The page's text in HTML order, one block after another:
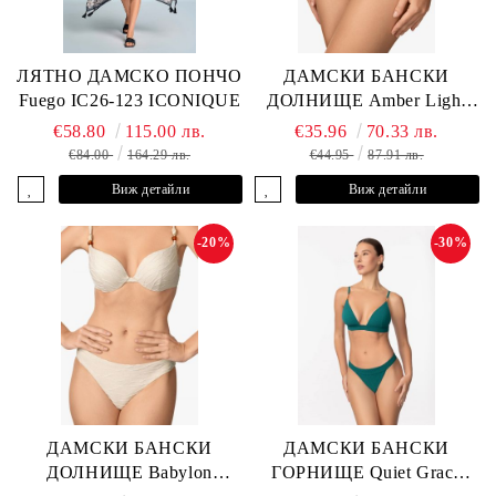
ЛЯТНО ДАМСКО ПОНЧО
Fuego IC26-123 ICONIQUE
€58.80
115.00 лв.
€84.00 164.29 лв.
Виж детайли
ДАМСКИ БАНСКИ
ДОЛНИЩЕ Amber Light
L2605-Z-MCB MARC &
ANDRE
€35.96 70.33 лв.
€44.95 87.91 лв.
Виж детайли
ДАМСКИ БАНСКИ
ДОЛНИЩЕ Babylon
-20%
ДАМСКИ БАНСКИ
ГОРНИЩЕ Quiet Grace
-30%